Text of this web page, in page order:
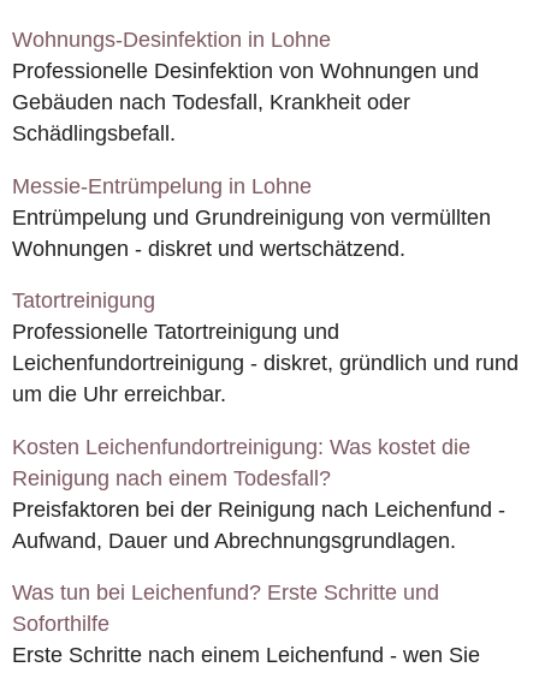
Wohnungs-Desinfektion in Lohne
Professionelle Desinfektion von Wohnungen und
Gebäuden nach Todesfall, Krankheit oder
Schädlingsbefall.
Messie-Entrümpelung in Lohne
Entrümpelung und Grundreinigung von vermüllten
Wohnungen - diskret und wertschätzend.
Tatortreinigung
Professionelle Tatortreinigung und
Leichenfundortreinigung - diskret, gründlich und rund
um die Uhr erreichbar.
Kosten Leichenfundortreinigung: Was kostet die
Reinigung nach einem Todesfall?
Preisfaktoren bei der Reinigung nach Leichenfund -
Aufwand, Dauer und Abrechnungsgrundlagen.
Was tun bei Leichenfund? Erste Schritte und
Soforthilfe
Erste Schritte nach einem Leichenfund - wen Sie